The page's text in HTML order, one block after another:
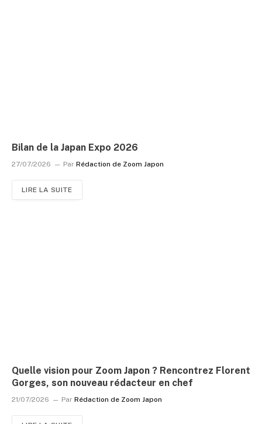
Bilan de la Japan Expo 2026
27/07/2026 Par Rédaction de Zoom Japon
LIRE LA SUITE
Quelle vision pour Zoom Japon ? Rencontrez Florent
Gorges, son nouveau rédacteur en chef
21/07/2026 Par Rédaction de Zoom Japon